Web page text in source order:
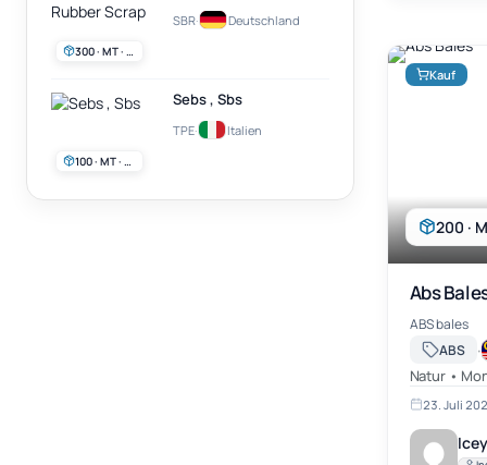
300 · MT · Monatlich
SBR· Deutschland
100 · MT · Monatlich
Sebs , Sbs
TPE· Italien
200 ·
Kauf
Abs
ABS bales
ABS
·
Natur •
23. Juli